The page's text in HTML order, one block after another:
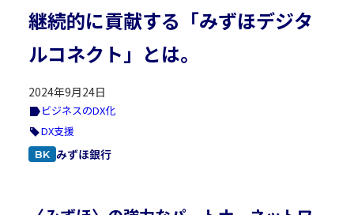
継続的に貢献する 「みずほデジタ
ルコネクト」とは。
2024年9月24日
ビジネスのDX化
DX支援
BK みずほ銀行